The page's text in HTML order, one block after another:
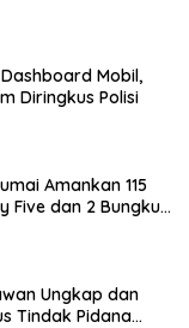
Mobil,
Diringkus Polisi
Amankan 115
Five dan 2 Bungkus
Ungkap dan
Tindak Pidana